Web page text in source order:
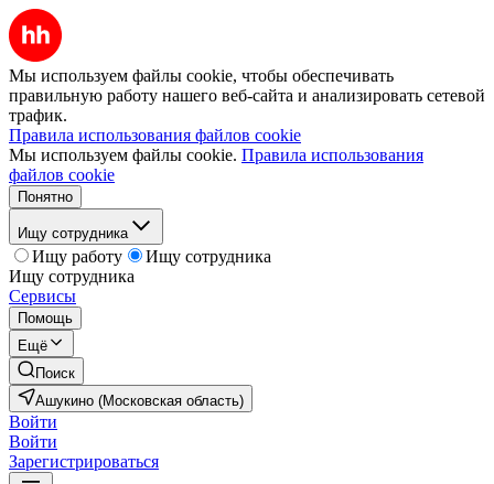
Мы используем файлы cookie, чтобы обеспечивать
правильную работу нашего веб-сайта и анализировать сетевой
трафик.
Правила использования файлов cookie
Мы используем файлы cookie. Правила использования
файлов cookie
Понятно
Ищу сотрудника
Ищу работу
Ищу сотрудника
Ищу сотрудника
Сервисы
Помощь
Ещё
Поиск
Ашукино (Московская область)
Войти
Войти
Зарегистрироваться